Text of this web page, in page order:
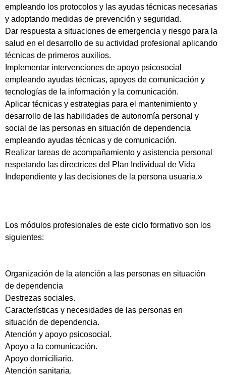
empleando los protocolos y las ayudas técnicas necesarias
y adoptando medidas de prevención y seguridad.
Dar respuesta a situaciones de emergencia y riesgo para la
salud en el desarrollo de su actividad profesional aplicando
técnicas de primeros auxilios.
Implementar intervenciones de apoyo psicosocial
empleando ayudas técnicas, apoyos de comunicación y
tecnologías de la información y la comunicación.
Aplicar técnicas y estrategias para el mantenimiento y
desarrollo de las habilidades de autonomía personal y
social de las personas en situación de dependencia
empleando ayudas técnicas y de comunicación.
Realizar tareas de acompañamiento y asistencia personal
respetando las directrices del Plan Individual de Vida
Independiente y las decisiones de la persona usuaria.»
Los módulos profesionales de este ciclo formativo son los
siguientes:
Organización de la atención a las personas en situación
de dependencia
Destrezas sociales.
Características y necesidades de las personas en
situación de dependencia.
Atención y apoyo psicosocial.
Apoyo a la comunicación.
Apoyo domiciliario.
Atención sanitaria.